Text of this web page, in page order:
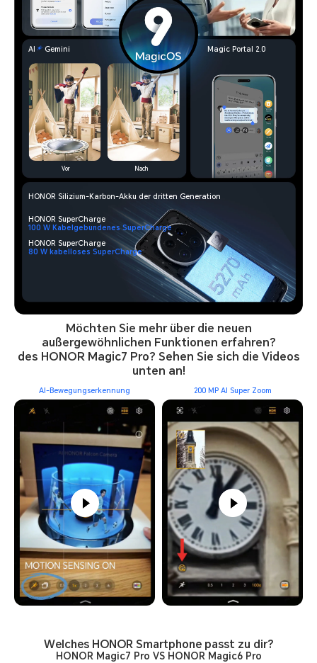
AI Gemini Magic Portal 2.0
HONOR Silizium-Karbon-Akku der dritten Generation
HONOR SuperCharge
100 W Kabelgebundenes SuperCharge
HONOR SuperCharge
80 W kabelloses SuperCharge
Vor Nach
Möchten Sie mehr über die neuen
außergewöhnlichen Funktionen erfahren?
des HONOR Magic7 Pro? Sehen Sie sich die Videos
unten an!
AI-Bewegungserkennung 200 MP AI Super Zoom
Welches HONOR Smartphone passt zu dir?
HONOR Magic7 Pro VS HONOR Magic6 Pro